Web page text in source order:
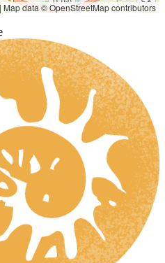
| Map data ©OpenStreetMapcontributors